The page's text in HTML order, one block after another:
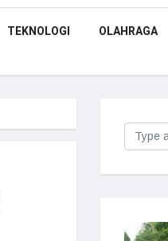
TEKNOLOGI OLAHRAGA